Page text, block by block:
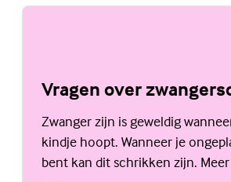
Vragen over
Zwanger zijn is geweldig
kindje hoopt. Wanneer je
bent kan dit schrikken zijn.